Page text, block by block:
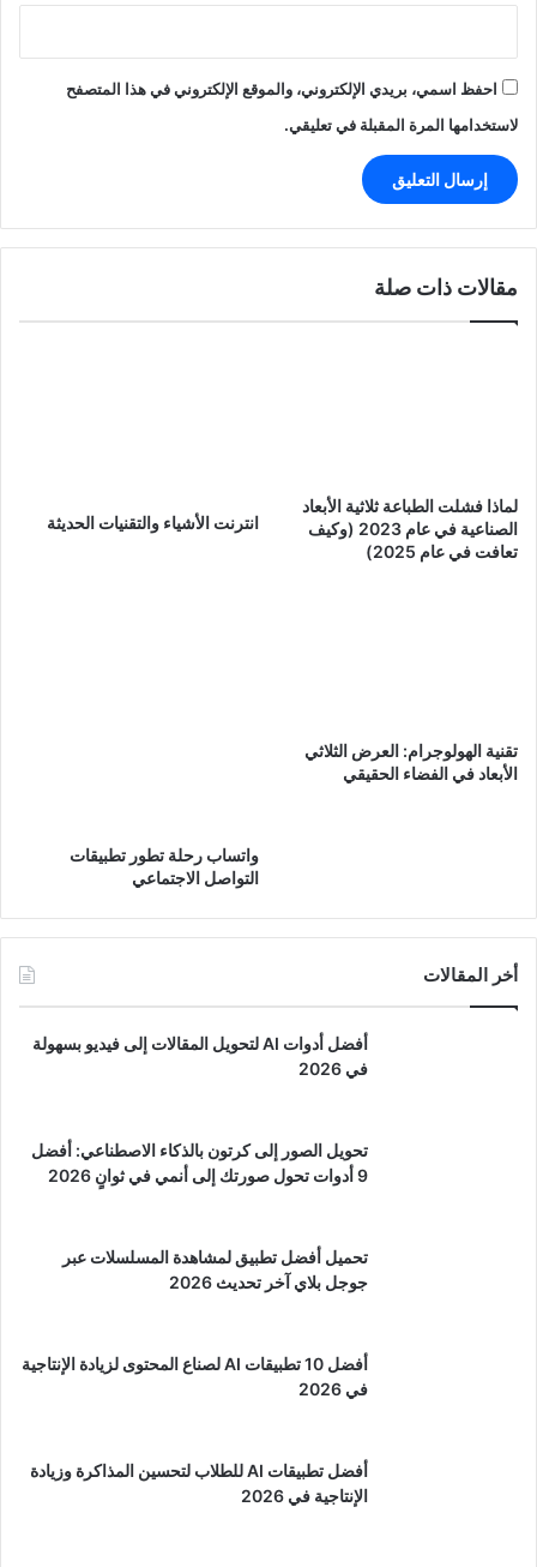
احفظ اسمي، بريدي الإلكتروني، والموقع الإلكتروني في هذا المتصفح
لاستخدامها المرة المقبلة في تعليقي.
مقالات ذات صلة
لماذا فشلت الطباعة ثلاثية الأبعاد
الصناعية في عام 2023 (وكيف
تعافت في عام 2025)
انترنت الأشياء والتقنيات الحديثة
تقنية الهولوجرام: العرض الثلاثي
الأبعاد في الفضاء الحقيقي
واتساب رحلة تطور تطبيقات
التواصل الاجتماعي
أخر المقالات
أفضل أدوات AI لتحويل المقالات إلى فيديو بسهولة
في 2026
تحويل الصور إلى كرتون بالذكاء الاصطناعي: أفضل
9 أدوات تحول صورتك إلى أنمي في ثوانٍ 2026
تحميل أفضل تطبيق لمشاهدة المسلسلات عبر
جوجل بلاي آخر تحديث 2026
أفضل 10 تطبيقات AI لصناع المحتوى لزيادة الإنتاجية
في 2026
أفضل تطبيقات AI للطلاب لتحسين المذاكرة وزيادة
الإنتاجية في 2026